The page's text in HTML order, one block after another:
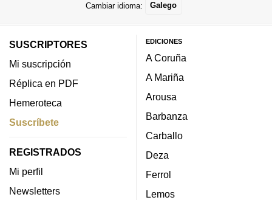
Cambiar idioma: Galego
SUSCRIPTORES
Mi suscripción
Réplica en PDF
Hemeroteca
Suscríbete
REGISTRADOS
Mi perfil
Newsletters
EDICIONES
A Coruña
A Mariña
Arousa
Barbanza
Carballo
Deza
Ferrol
Lemos